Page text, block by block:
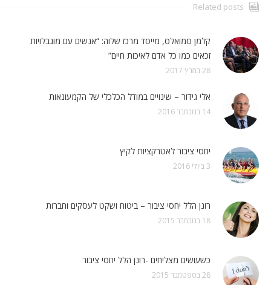
Related posts
קלמן סמואלס, מייסד מרכז שלוה: “אנשים עם מוגבלויות
זכאים כמו כל אדם לאיכות חיים”
28 במרץ 2017
אלי גידור – שינויים במודל הכלכלי של הקמעונאות
14 בנובמבר 2016
יחסי ציבור לאטרקציות לקיץ
3 ביולי 2016
רונן הלל יחסי ציבור – ביטוח ושקט לעסקים וחברות
18 בנובמבר 2015
כשעושים מצליחים -רונן הלל יחסי ציבור
28 בספטמבר 2015